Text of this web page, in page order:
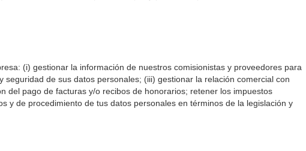
(i) gestionar la información de nuestros comisionistas y proveedores para
de sus datos personales; (iii) gestionar la relación comercial con
del pago de facturas y/o recibos de honorarios; retener los impuestos
y de procedimiento de tus datos personales en términos de la legislación y